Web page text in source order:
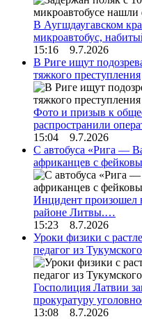
В Аугшдаугавском
микроавтобус,
15:16 9.7.2026
В Риге ищут
тяжкого преступления
Фото и призыв к
распространили
15:04 9.7.2026
С автобуса «Рига —
африканцев с
Инцидент произошел
районе Литвы.…
15:23 8.7.2026
Уроки физики с
педагог из
Госполиция Латвии
прокуратуру
13:08 8.7.2026